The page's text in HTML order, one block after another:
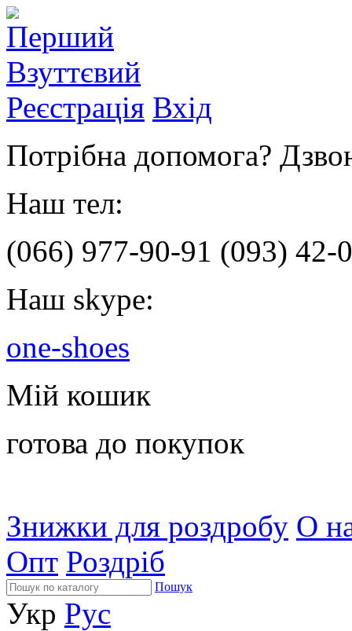
Реєстрація Вхід
Потрібна допомога?
Наш тел:
(066) 977-90-91 (093) 42-
Наш skype:
one-shoes
Мій кошик
готова до покупок
Знижки для роздробу О
Опт Роздріб
Пошук
Укр Рус